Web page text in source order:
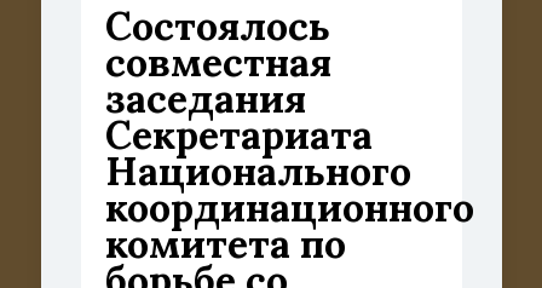
Состоялось
совместная
заседания
Секретариата
Национального
координационного
комитета по